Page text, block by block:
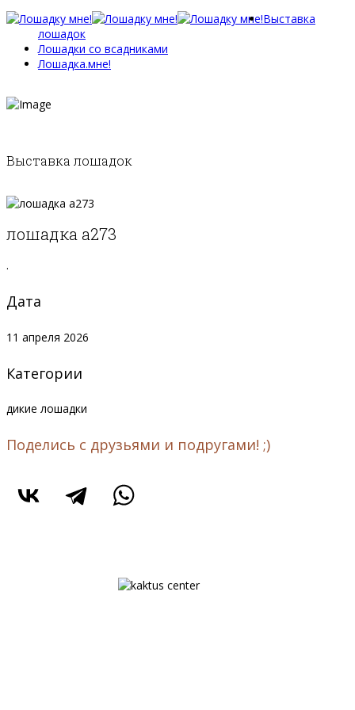
Выставка
лошадок
Лошадки со всадниками
Лошадка.мне!
Выставка лошадок
лошадка а273
.
Дата
11 апреля 2026
Категории
дикие лошадки
Поделись с друзьями и подругами! ;)